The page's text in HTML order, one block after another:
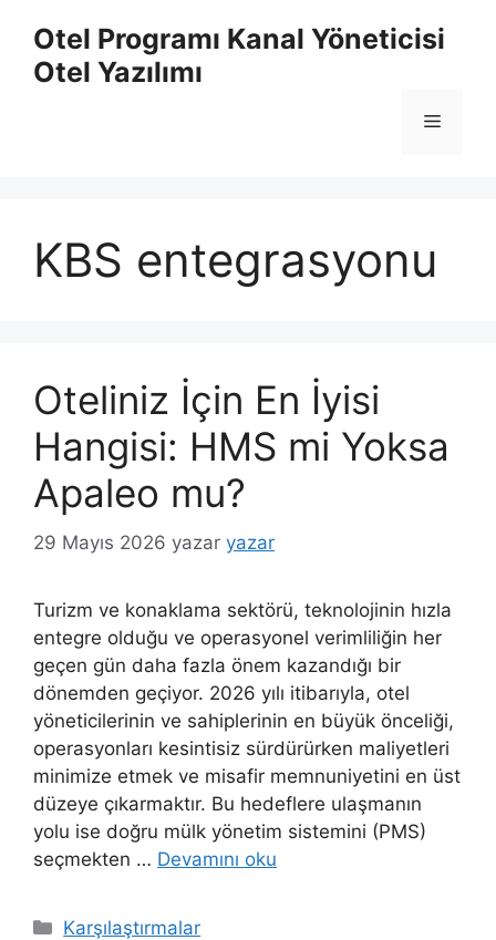
Otel Programı Kanal Yöneticisi
Otel Yazılımı
Menü
KBS entegrasyonu
Oteliniz İçin En İyisi
Hangisi: HMS mi Yoksa
Apaleo mu?
29 Mayıs 2026 yazar yazar
Turizm ve konaklama sektörü, teknolojinin hızla
entegre olduğu ve operasyonel verimliliğin her
geçen gün daha fazla önem kazandığı bir
dönemden geçiyor. 2026 yılı itibarıyla, otel
yöneticilerinin ve sahiplerinin en büyük önceliği,
operasyonları kesintisiz sürdürürken maliyetleri
minimize etmek ve misafir memnuniyetini en üst
düzeye çıkarmaktır. Bu hedeflere ulaşmanın
yolu ise doğru mülk yönetim sistemini (PMS)
seçmekten … Devamını oku
Kategoriler
Karşılaştırmalar